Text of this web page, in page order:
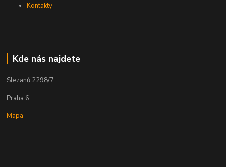
Kontakty
Kde nás najdete
Slezanů 2298/7
Praha 6
Mapa